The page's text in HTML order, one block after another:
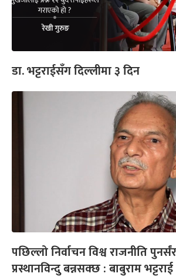
डा. भट्टराईसँग दिल्लीमा ३ दिन
पछिल्लो निर्वाचन विश्व राजनीति
प्रस्थानविन्दु बन्नसक्छ : बाबुराम भट्टराई